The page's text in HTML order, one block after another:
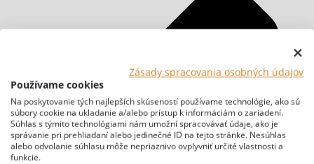
Zásady spracovania osobných údajov
Používame cookies
Na poskytovanie tých najlepších skúseností používame technológie, ako sú
súbory cookie na ukladanie a/alebo prístup k informáciám o zariadení.
Súhlas s týmito technológiami nám umožní spracovávať údaje, ako je
správanie pri prehliadaní alebo jedinečné ID na tejto stránke. Nesúhlas
alebo odvolanie súhlasu môže nepriaznivo ovplyvniť určité vlastnosti a
funkcie.